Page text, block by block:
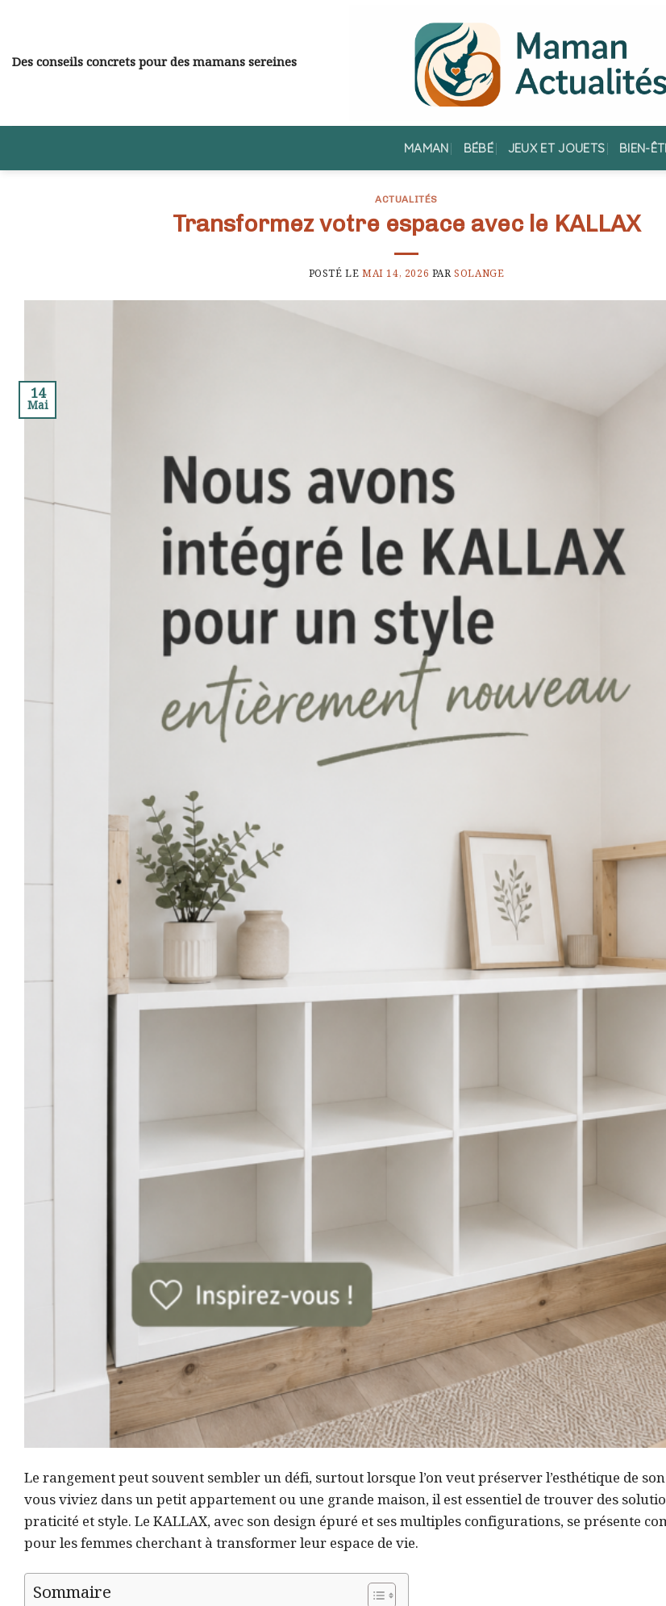
content
Des conseils concrets pour des mamans sereines
MAMAN BÉBÉ JEUX ET JOUETS BIEN-
ACTUALITÉS
Transformez votre espace avec le KALLAX
POSTÉ LEMAI 14, 2026 PARSOLANGE
14
Mai
Le rangement peut souvent sembler un défi, surtout lorsque l’on veut préserver l’esthétique de
vous viviez dans un petit appartement ou une grande maison, il est essentiel de trouver des
praticité et style. Le KALLAX, avec son design épuré et ses multiples configurations, se présente
pour les femmes cherchant à transformer leur espace de vie.
Sommaire